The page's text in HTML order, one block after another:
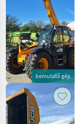
bemutató gép